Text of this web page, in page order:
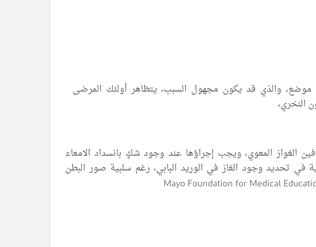
والذي قد يكون مجهول السبب، يتظاهر أولئك المرضى
النخري،
الغواز المعوي، ويجب إجراؤها عند وجود شكٍ بانسداد الامعاء
في تحديد وجود الغاز في الوريد البابي، رغم سلبية صور البطن
Mayo Foundation for Medical